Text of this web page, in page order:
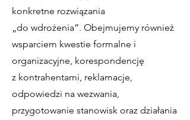
konkretne rozwiązania
„do wdrożenia”. Obejmujemy również
wsparciem kwestie formalne i
organizacyjne, korespondencję
z kontrahentami, reklamacje,
odpowiedzi na wezwania,
przygotowanie stanowisk oraz działania